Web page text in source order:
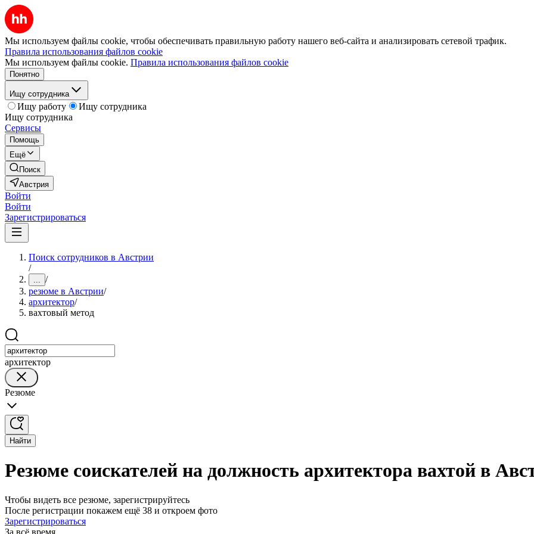
Мы используем файлы cookie, чтобы обеспечивать правильную работу нашего веб-сайта и анализировать сетевой трафик.
Правила использования файлов cookie
Мы используем файлы cookie. Правила использования файлов cookie
Понятно
Ищу сотрудника
Ищу работу
Ищу сотрудника
Ищу сотрудника
Сервисы
Помощь
Ещё
Поиск
Австрия
Войти
Войти
Зарегистрироваться
Поиск сотрудников в Австрии
/
... /
резюме в Австрии/
архитектор/
вахтовый метод
архитектор
Резюме
Найти
Резюме соискателей на должность архитектора вахтой в
Чтобы видеть все резюме, зарегистрируйтесь
После регистрации покажем ещё 38 и откроем фото
Зарегистрироваться
За всё время